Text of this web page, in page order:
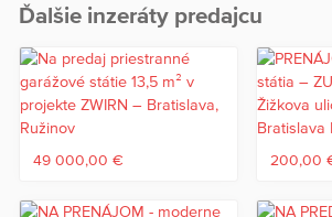
Ďalšie inzeráty predajcu
49 000,00 € 200,00